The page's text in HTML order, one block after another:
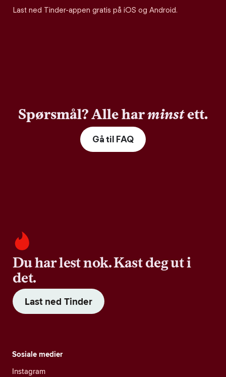
Last ned Tinder-appen gratis på iOS og Android.
Spørsmål? Alle harminstett.
Gå til FAQ
Du har lest nok. Kast deg ut i
det.
Last ned Tinder
Sosiale medier
Instagram